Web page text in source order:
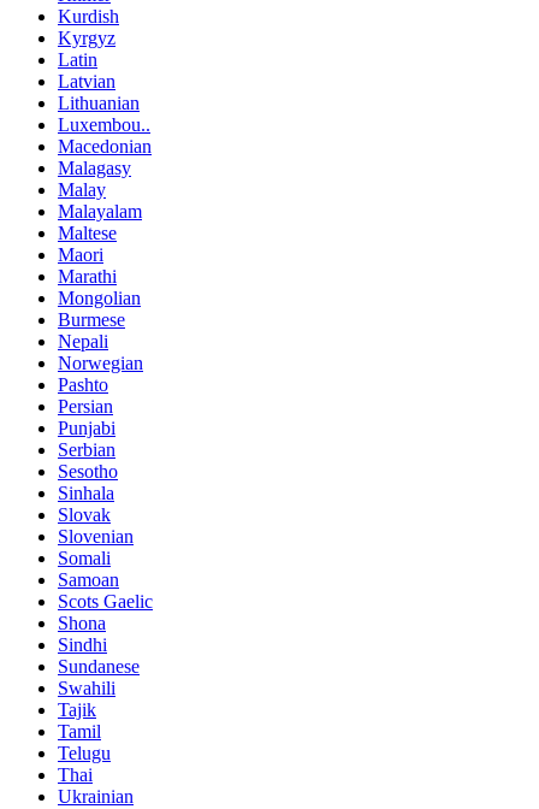
Kurdish
Kyrgyz
Latin
Latvian
Lithuanian
Luxembou..
Macedonian
Malagasy
Malay
Malayalam
Maltese
Maori
Marathi
Mongolian
Burmese
Nepali
Norwegian
Pashto
Persian
Punjabi
Serbian
Sesotho
Sinhala
Slovak
Slovenian
Somali
Samoan
Scots Gaelic
Shona
Sindhi
Sundanese
Swahili
Tajik
Tamil
Telugu
Thai
Ukrainian